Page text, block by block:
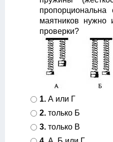
маятников нужно
проверки?
1. А или Г
2. только Б
3. только В